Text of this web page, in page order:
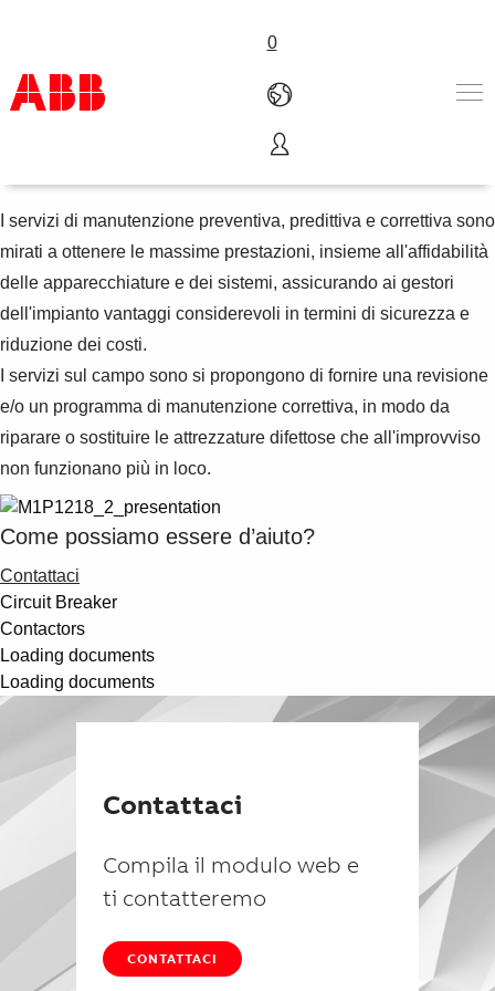
0
Prodotti e Soluzioni
Chi siamo
Dove acquistare
Contattaci
Lavorare in ABB
I servizi di manutenzione preventiva, predittiva e correttiva sono
mirati a ottenere le massime prestazioni, insieme all'affidabilità
delle apparecchiature e dei sistemi, assicurando ai gestori
dell'impianto vantaggi considerevoli in termini di sicurezza e
riduzione dei costi.
I servizi sul campo sono si propongono di fornire una revisione
e/o un programma di manutenzione correttiva, in modo da
riparare o sostituire le attrezzature difettose che all'improvviso
non funzionano più in loco.
Come possiamo essere d’aiuto?
Contattaci
Circuit Breaker
Contactors
Loading documents
Loading documents
Contattaci
Compila il modulo web e
ti contatteremo
CONTATTACI